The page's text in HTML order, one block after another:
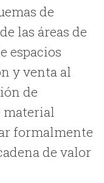
de
las áreas de
espacios
y venta al
de
formalmente
de valor